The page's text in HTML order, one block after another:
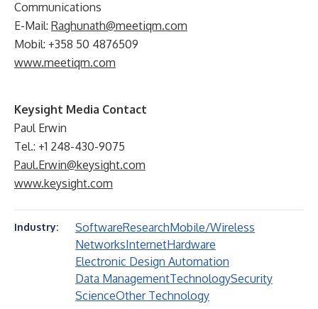
Communications
E-Mail: Raghunath@meetiqm.com
Mobil: +358 50 4876509
www.meetiqm.com
Keysight Media Contact
Paul Erwin
Tel.: +1 248-430-9075
Paul.Erwin@keysight.com
www.keysight.com
Industry: SoftwareResearchMobile/Wireless
NetworksInternetHardware
Electronic Design Automation
Data ManagementTechnologySecurity
ScienceOther Technology